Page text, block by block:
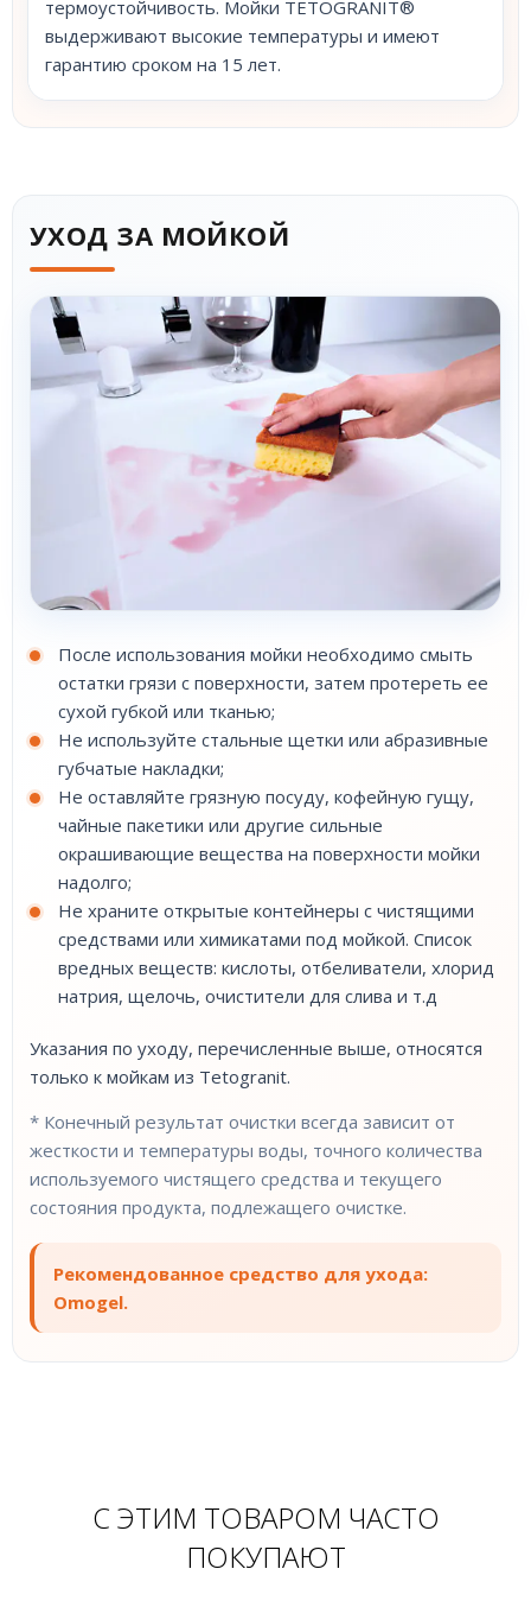
термоустойчивость. Мойки TETOGRANIT®
выдерживают высокие температуры и имеют
гарантию сроком на 15 лет.
УХОД ЗА МОЙКОЙ
После использования мойки необходимо смыть
остатки грязи с поверхности, затем протереть ее
сухой губкой или тканью;
Не используйте стальные щетки или абразивные
губчатые накладки;
Не оставляйте грязную посуду, кофейную гущу,
чайные пакетики или другие сильные
окрашивающие вещества на поверхности мойки
надолго;
Не храните открытые контейнеры с чистящими
средствами или химикатами под мойкой. Список
вредных веществ: кислоты, отбеливатели, хлорид
натрия, щелочь, очистители для слива и т.д
Указания по уходу, перечисленные выше, относятся
только к мойкам из Tetogranit.
* Конечный результат очистки всегда зависит от
жесткости и температуры воды, точного количества
используемого чистящего средства и текущего
состояния продукта, подлежащего очистке.
Рекомендованное средство для ухода:
Omogel.
С ЭТИМ ТОВАРОМ ЧАСТО
ПОКУПАЮТ